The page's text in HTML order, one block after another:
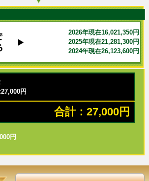
2026年現在16,021,350円
2025年現在21,281,300円
2024年現在26,123,600円
円
合計：27,000円
円